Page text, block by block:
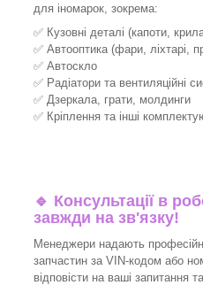
для іномарок, зокрема:
✅ Кузовні деталі (капоти,
✅ Автооптика (фари, ліхтарі,
✅ Автоскло
✅ Радіатори та вентиляційні
✅ Дзеркала, грати, молдинги
✅ Кріплення та інші
🔹 Консультації в
завжди на зв'язку!
Менеджери надають
запчастин за VIN-кодом або
відповісти на ваші запитання